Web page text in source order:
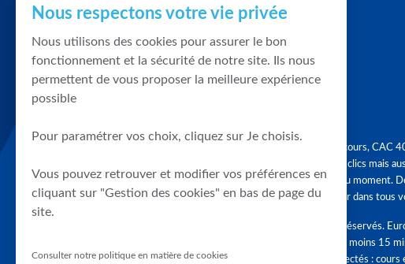
Graphique, cours, CAC
en quelques clics mais
tendances du moment.
accompagner dans tous
Tous droits réservés.
différés d'au moins 15
clients connectés :
Nous respectons votre vie privée
Nous utilisons des cookies pour assurer le bon
fonctionnement et la sécurité de notre site. Ils nous
permettent de vous proposer la meilleure expérience
possible
Pour paramétrer vos choix, cliquez sur Je choisis.
Vous pouvez retrouver et modifier vos préférences en
cliquant sur "Gestion des cookies" en bas de page du
site.
Consulter notre politique en matière de cookies